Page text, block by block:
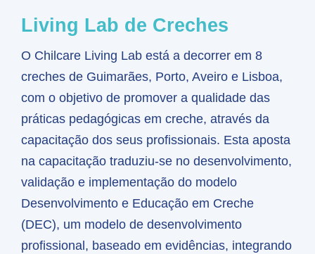
Living Lab de Creches
O Chilcare Living Lab está a decorrer em 8
creches de Guimarães, Porto, Aveiro e Lisboa,
com o objetivo de promover a qualidade das
práticas pedagógicas em creche, através da
capacitação dos seus profissionais. Esta aposta
na capacitação traduziu-se no desenvolvimento,
validação e implementação do modelo
Desenvolvimento e Educação em Creche
(DEC), um modelo de desenvolvimento
profissional, baseado em evidências, integrando